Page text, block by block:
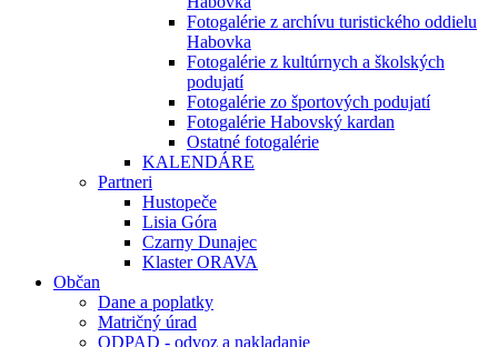
Fotogalérie z archívu turistického oddielu
Habovka
Fotogalérie z kultúrnych a školských
podujatí
Fotogalérie zo športových podujatí
Fotogalérie Habovský kardan
Ostatné fotogalérie
KALENDÁRE
Partneri
Hustopeče
Lisia Góra
Czarny Dunajec
Klaster ORAVA
Občan
Dane a poplatky
Matričný úrad
ODPAD - odvoz a nakladanie